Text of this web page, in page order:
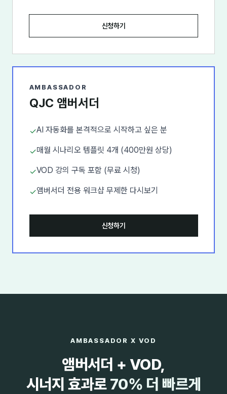
신청하기
AMBASSADOR
QJC 앰버서더
✓AI 자동화를 본격적으로 시작하고 싶은 분
✓매월 시나리오 템플릿 4개 (400만원 상당)
✓VOD 강의 구독 포함 (무료 시청)
✓앰버서더 전용 워크샵 무제한 다시보기
신청하기
AMBASSADOR X VOD
앰버서더 + VOD,
시너지 효과로70% 더 빠르게